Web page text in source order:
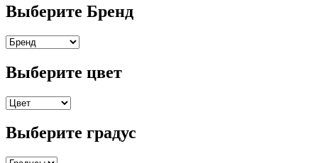
Выберите Бренд
Выберите цвет
Выберите градус